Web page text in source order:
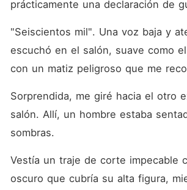
prácticamente una declaración de
"Seiscientos mil". Una voz baja y
escuchó en el salón, suave como
con un matiz peligroso que me
Sorprendida, me giré hacia el otro
salón. Allí, un hombre estaba
sombras.
Vestía un traje de corte impecable
oscuro que cubría su alta figura,